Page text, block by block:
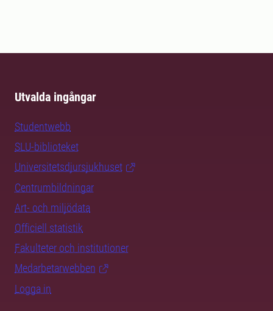
Utvalda ingångar
Studentwebb
SLU-biblioteket
Universitetsdjursjukhuset
Centrumbildningar
Art- och miljödata
Officiell statistik
Fakulteter och institutioner
Medarbetarwebben
Logga in